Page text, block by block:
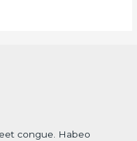
congue. Habeo